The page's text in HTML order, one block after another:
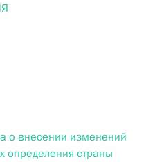
о внесении изменений
определения страны